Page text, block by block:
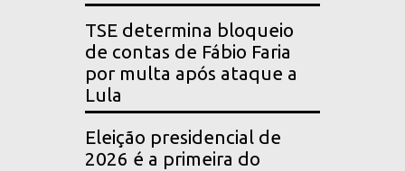
TSE determina bloqueio
de contas de Fábio Faria
por multa após ataque a
Lula
Eleição presidencial de
2026 é a primeira do